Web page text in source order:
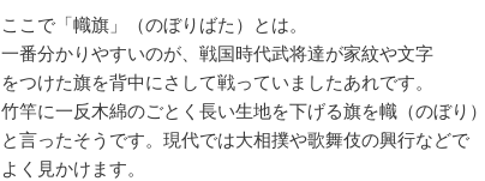
ここで「幟旗」（のぼりばた）とは。
一番分かりやすいのが、戦国時代武将達が家紋や文字
をつけた旗を背中にさして戦っていましたあれです。
竹竿に一反木綿のごとく長い生地を下げる旗を幟（のぼり）
と言ったそうです。現代では大相撲や歌舞伎の興行などで
よく見かけます。